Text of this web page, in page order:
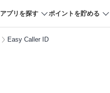
アプリを探す ポイントを貯める
Easy Caller ID